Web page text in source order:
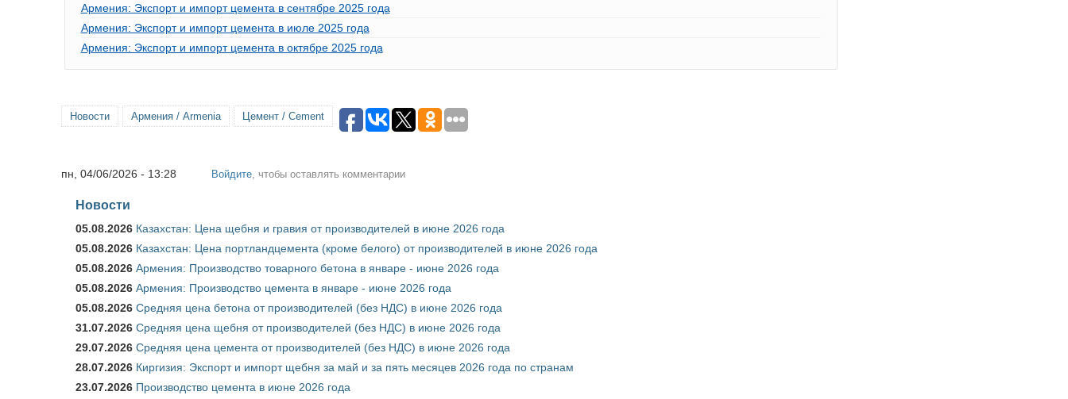
Армения: Экспорт и импорт цемента в сентябре 2025 года
Армения: Экспорт и импорт цемента в июле 2025 года
Армения: Экспорт и импорт цемента в октябре 2025 года
Новости Армения / Armenia Цемент / Cement
пн, 04/06/2026 - 13:28 Войдите , чтобы оставлять комментарии
Новости
05.08.2026 Казахстан: Цена щебня и гравия от производителей в июне 2026 года
05.08.2026 Казахстан: Цена портландцемента (кроме белого) от производителей в июне 2026 года
05.08.2026 Армения: Производство товарного бетона в январе - июне 2026 года
05.08.2026 Армения: Производство цемента в январе - июне 2026 года
05.08.2026 Средняя цена бетона от производителей (без НДС) в июне 2026 года
31.07.2026 Средняя цена щебня от производителей (без НДС) в июне 2026 года
29.07.2026 Средняя цена цемента от производителей (без НДС) в июне 2026 года
28.07.2026 Киргизия: Экспорт и импорт щебня за май и за пять месяцев 2026 года по странам
23.07.2026 Производство цемента в июне 2026 года